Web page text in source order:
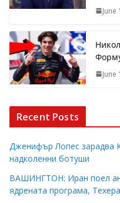
June
June
Recent Posts
Дженифър Лопес зарадва
надколенни ботуши
ВАШИНГТОН: Иран поел
ядрената програма,